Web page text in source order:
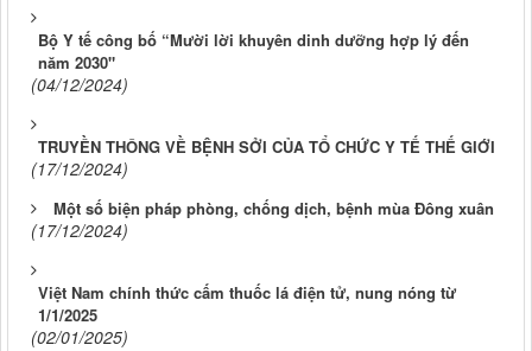
Bộ Y tế công bố “Mười lời khuyên dinh dưỡng hợp lý đến
năm 2030"
(04/12/2024)
TRUYỀN THÔNG VỀ BỆNH SỞI CỦA TỔ CHỨC Y TẾ THẾ GIỚI
(17/12/2024)
Một số biện pháp phòng, chống dịch, bệnh mùa Đông xuân
(17/12/2024)
Việt Nam chính thức cấm thuốc lá điện tử, nung nóng từ
1/1/2025
(02/01/2025)